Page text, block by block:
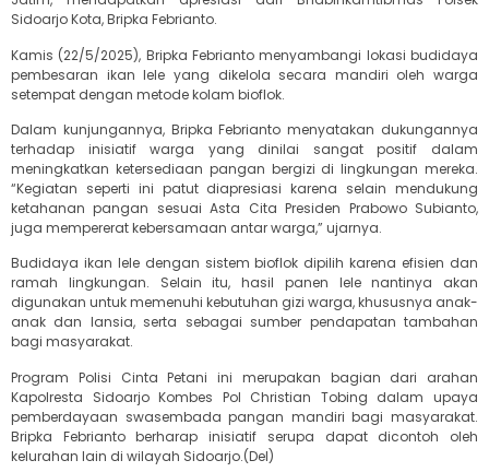
Sidoarjo Kota, Bripka Febrianto.
Kamis (22/5/2025), Bripka Febrianto menyambangi lokasi budidaya
pembesaran ikan lele yang dikelola secara mandiri oleh warga
setempat dengan metode kolam bioflok.
Dalam kunjungannya, Bripka Febrianto menyatakan dukungannya
terhadap inisiatif warga yang dinilai sangat positif dalam
meningkatkan ketersediaan pangan bergizi di lingkungan mereka.
“Kegiatan seperti ini patut diapresiasi karena selain mendukung
ketahanan pangan sesuai Asta Cita Presiden Prabowo Subianto,
juga mempererat kebersamaan antar warga,” ujarnya.
Budidaya ikan lele dengan sistem bioflok dipilih karena efisien dan
ramah lingkungan. Selain itu, hasil panen lele nantinya akan
digunakan untuk memenuhi kebutuhan gizi warga, khususnya anak-
anak dan lansia, serta sebagai sumber pendapatan tambahan
bagi masyarakat.
Program Polisi Cinta Petani ini merupakan bagian dari arahan
Kapolresta Sidoarjo Kombes Pol Christian Tobing dalam upaya
pemberdayaan swasembada pangan mandiri bagi masyarakat.
Bripka Febrianto berharap inisiatif serupa dapat dicontoh oleh
kelurahan lain di wilayah Sidoarjo.(Del)